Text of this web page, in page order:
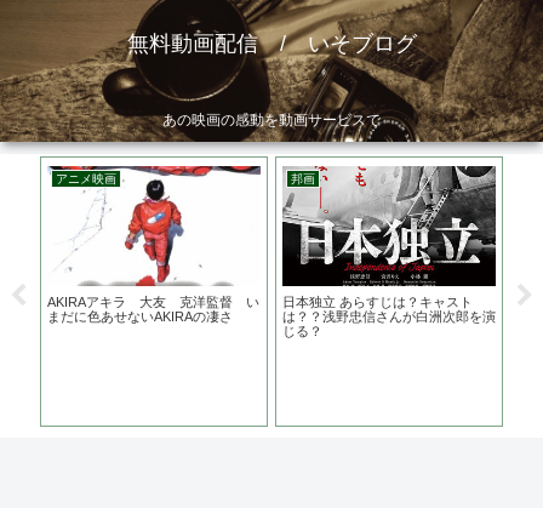
無料動画配信 / いそブログ
あの映画の感動を動画サービスで
結
アニメ映画
AKIRAアキラ 大友 克洋監督 い
まだに色あせないAKIRAの凄さ
邦画
日本独立 あらすじは？キャスト
は？？浅野忠信さんが白洲次郎を演
じる？
無